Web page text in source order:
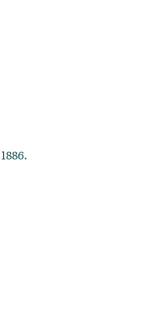
1886.